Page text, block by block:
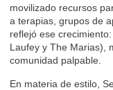
movilizado recursos
a terapias, grupos de
reflejó ese
Laufey y The Marias),
comunidad palpable.
En materia de estilo,